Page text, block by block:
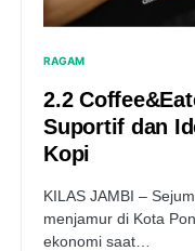
RAGAM
2.2
Suportif dan
Kopi
KILAS JAMBI –
menjamur di Kota
ekonomi saat…